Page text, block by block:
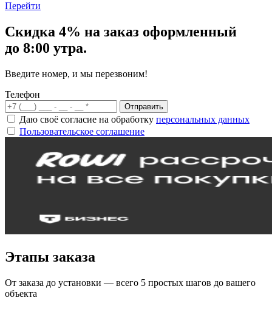
Перейти
Скидка 4% на заказ оформленный
до 8:00 утра.
Введите номер, и мы перезвоним!
Телефон
Отправить
Даю своё согласие на обработку персональных данных
Пользовательское соглашение
Этапы заказа
От заказа до установки — всего 5 простых шагов до вашего
объекта